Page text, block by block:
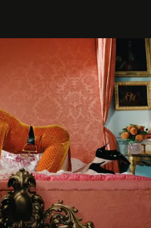
désir, mon ambition, ma